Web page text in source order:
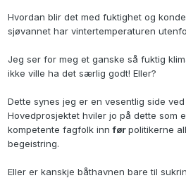
Hvordan blir det med fuktighet og
sjøvannet har vintertemperaturen
Jeg ser for meg et ganske så fuktig
ikke ville ha det særlig godt! Eller?
Dette synes jeg er en vesentlig side
Hovedprosjektet hviler jo på dette som
kompetente fagfolk innførpolitikerne
begeistring.
Eller er kanskje båthavnen bare til